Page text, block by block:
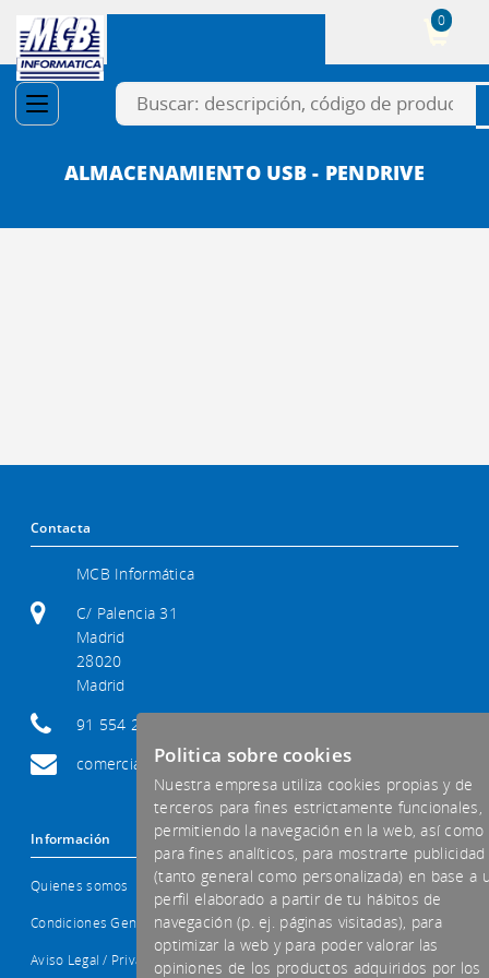
0
ALMACENAMIENTO USB - PENDRIVE
Contacta
MCB Informática
C/ Palencia 31
Madrid
28020
Madrid
91 554 29 92
comercial@mcb-informatica.com
Información
Quienes somos
Condiciones Generales
Aviso Legal / Privacidad
Politica sobre cookies
Nuestra empresa utiliza cookies propias y de
terceros para fines estrictamente funcionales,
permitiendo la navegación en la web, así como
para fines analíticos, para mostrarte publicidad
(tanto general como personalizada) en base a
perfil elaborado a partir de tu hábitos de
navegación (p. ej. páginas visitadas), para
optimizar la web y para poder valorar las
opiniones de los productos adquiridos por los